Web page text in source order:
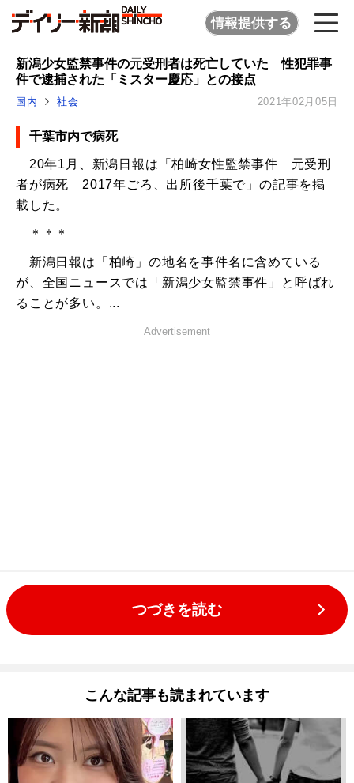
情報提供する
新潟少女監禁事件の元受刑者は死亡していた 性犯罪事
件で逮捕された「ミスター慶応」との接点
国内 社会 2021年02月05日
千葉市内で病死
20年1月、新潟日報は「柏崎女性監禁事件 元受刑
者が病死 2017年ごろ、出所後千葉で」の記事を掲
載した。
＊＊＊
新潟日報は「柏崎」の地名を事件名に含めている
が、全国ニュースでは「新潟少女監禁事件」と呼ばれ
ることが多い。...
Advertisement
つづきを読む
こんな記事も読まれています